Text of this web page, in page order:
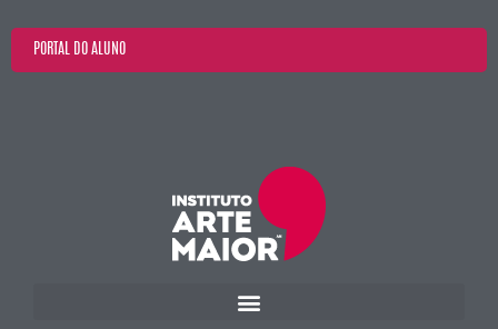
PORTAL DO ALUNO